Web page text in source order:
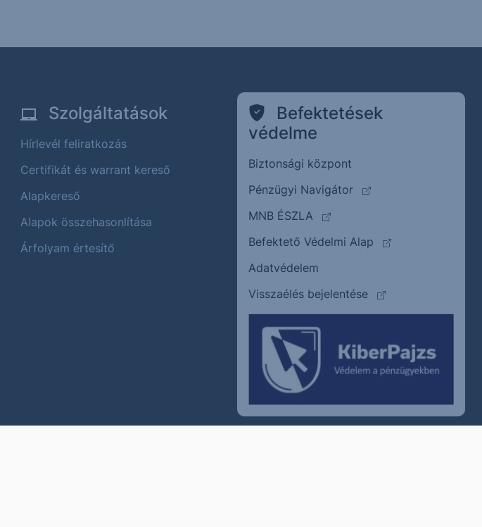
Szolgáltatások
Hírlevél feliratkozás
Certifikát és warrant kereső
Alapkereső
Alapok összehasonlítása
Árfolyam értesítő
Befektetések
védelme
Biztonsági központ
Pénzügyi Navigátor
(külső oldalra ugrik)
MNB ÉSZLA
(külső oldalra ugrik)
Befektető Védelmi Alap
(külső oldalra
Adatvédelem
Visszaélés bejelentése
(külső oldalra ugrik)